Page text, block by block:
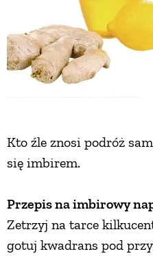
Kto źle znosi podróż
się imbirem.
Przepis na imbirowy
Zetrzyj na tarce
gotuj kwadrans pod